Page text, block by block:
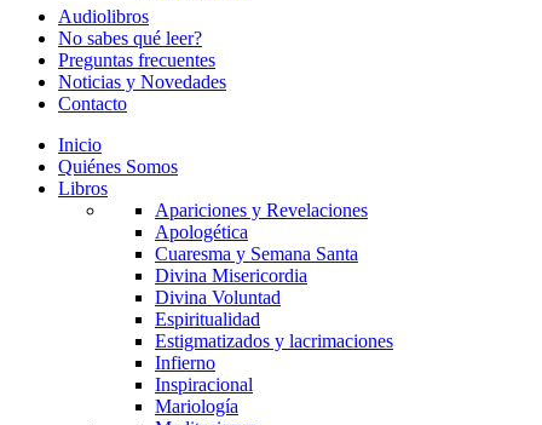
Audiolibros
No sabes qué leer?
Preguntas frecuentes
Noticias y Novedades
Contacto
Inicio
Quiénes Somos
Libros
Apariciones y Revelaciones
Apologética
Cuaresma y Semana Santa
Divina Misericordia
Divina Voluntad
Espiritualidad
Estigmatizados y lacrimaciones
Infierno
Inspiracional
Mariología